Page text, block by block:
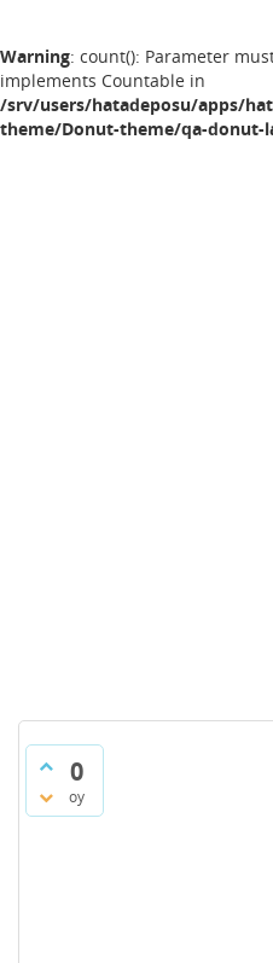
Warning: count(): Parameter
implements Countable in
/srv/users/hatadeposu/apps/
theme/Donut-theme/qa-donut-
0
oy